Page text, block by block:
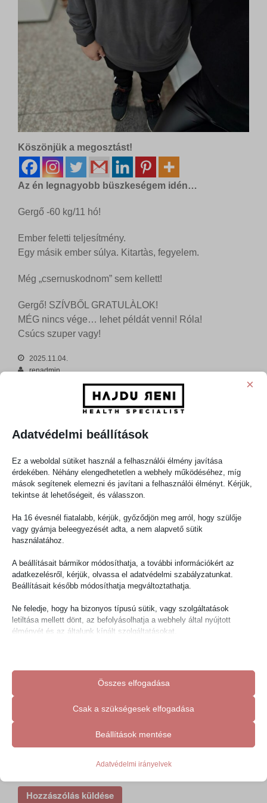
Köszönjük a megosztást!
Az én legnagyobb büszkeségem idén…
Gergő -60 kg/11 hó!
Ember feletti teljesítmény.
Egy másik ember súlya. Kitartàs, fegyelem.
Még „csernuskodnom” sem kellett!
Gergő! SZÍVBŐL GRATULÀLOK!
MÉG nincs vége… lehet példát venni! Róla!
Csúcs szuper vagy!
2025.11.04.
renadmin
Vélemény, hozzászólás?
Az e-mail címet nem tesszük közzé. A kötelező mezőket
jelöltük
Hozzászólás*
Név*
böngészőben a következő hozzászólásomhoz.
Adatvédelmi beállítások
×
Ez a weboldal sütiket használ a felhasználói élmény javítása
érdekében. Néhány elengedhetetlen a webhely működéséhez, míg
mások segítenek elemezni és javítani a felhasználói élményt. Kérjük,
tekintse át lehetőségeit, és válasszon.
Ha 16 évesnél fiatalabb, kérjük, győződjön meg arról, hogy szülője
vagy gyámja beleegyezését adta, a nem alapvető sütik
használatához.
A beállításait bármikor módosíthatja, a további információkért az
adatkezelésről, kérjük, olvassa el adatvédelmi szabályzatunkat.
Beállításait később módosíthatja megváltoztathatja.
Ne feledje, hogy ha bizonyos típusú sütik, vagy szolgáltatások
letiltása mellett dönt, az befolyásolhatja a webhely által nyújtott
élményét és az általunk kínált szolgáltatásokat.
Az alapvető sütik és szolgáltatások biztosítják az oldal megfelelő
működéséhez. Ezek a sütik és szolgáltatások a GDPR szerint nem
Részletek megjelenítése
cookie_notice_accepted
woocommerce_cart_hash
A statisztikai sütik és szolgáltatások felhasználási információkat
gyűjtenek, amelyek lehetővé teszik számunkra, hogy betekintést
nyerjünk abba, hogyan lépnek kapcsolatba látogatóink a
Részletek megjelenítése
Összes elfogadása
Csak a szükségesek elfogadása
Beállítások mentése
Adatvédelmi irányelvek